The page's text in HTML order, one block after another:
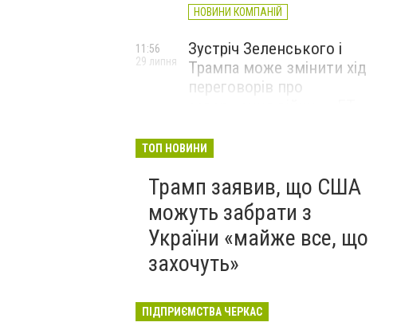
НОВИНИ КОМПАНІЙ
Зустріч Зеленського і
Трампа може змінити хід
переговорів про
11:56
29 липня
ТОП НОВИНИ
Трамп заявив, що США
можуть забрати з
України «майже все, що
захочуть»
ПІДПРИЄМСТВА ЧЕРКАС